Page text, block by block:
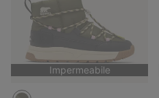
Impermeabile